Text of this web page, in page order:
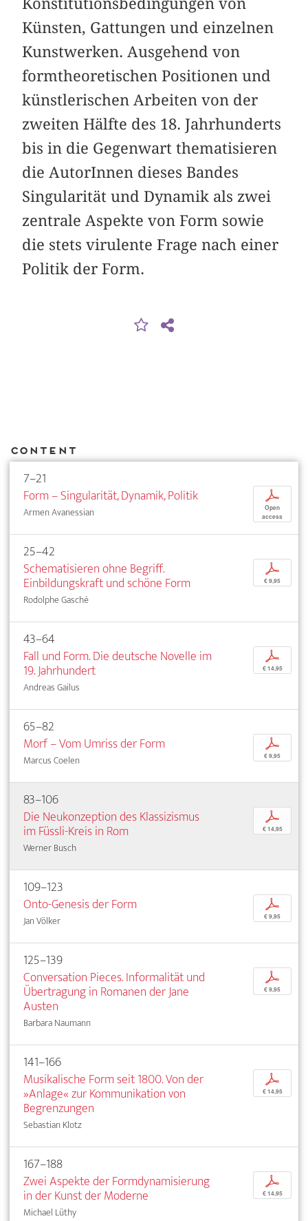
Künsten, Gattungen und einzelnen
Kunstwerken. Ausgehend von
formtheoretischen Positionen und
künstlerischen Arbeiten von der
zweiten Hälfte des 18. Jahrhunderts
bis in die Gegenwart thematisieren
die AutorInnen dieses Bandes
Singularität und Dynamik als zwei
zentrale Aspekte von Form sowie
die stets virulente Frage nach einer
Politik der Form.
Content
7–21
Form – Singularität, Dynamik, Politik
Armen Avanessian
p
Open
access
25–42
Schematisieren ohne Begriff.
Einbildungskraft und schöne Form
Rodolphe Gasché
p
€ 9,95
43–64
Fall und Form. Die deutsche Novelle im
19. Jahrhundert
Andreas Gailus
p
€ 14,95
65–82
Morf – Vom Umriss der Form
Marcus Coelen
p
€ 9,95
83–106
Die Neukonzeption des Klassizismus
im Füssli-Kreis in Rom
Werner Busch
p
€ 14,95
109–123
Onto-Genesis der Form
Jan Völker
p
€ 9,95
125–139
Conversation Pieces. Informalität und
Übertragung in Romanen der Jane
Austen
Barbara Naumann
p
€ 9,95
141–166
Musikalische Form seit 1800. Von der
»Anlage« zur Kommunikation von
Begrenzungen
Sebastian Klotz
p
€ 14,95
167–188
Zwei Aspekte der Formdynamisierung
in der Kunst der Moderne
Michael Lüthy
p
€ 14,95